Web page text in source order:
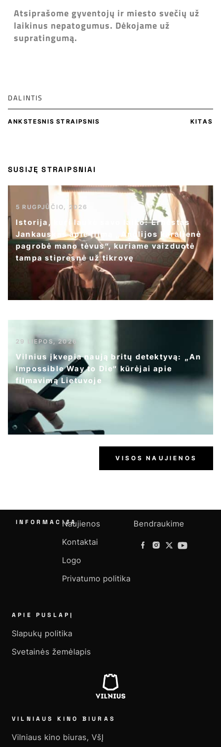
Atsiprašome gyventojų ir miesto svečių už
laikinus nepatogumus. Dėkojame už
supratingumą.
DALINTIS
ANKSTESNIS STRAIPSNIS KITAS
SUSIJĘ STRAIPSNIAI
5 RUGPJŪČIO, 2026
Istorija, kuri laukė savo laiko: Ernestas
Jankauskas apie filmą „Anglijos karalienė
pagrobė mano tėvus“, kuriame vaizduotė
tampa stipresnė už tikrovę
29 LIEPOS, 2026
Vilnius įkvepia naują britų detektyvą: „An
Impossible Way to Die“ kūrėjai apie
filmavimą Lietuvoje
VISOS NAUJIENOS
INFORMACIJANaujienos
Kontaktai
Logo
Privatumo politika
Bendraukime
APIE PUSLAPĮ
Slapukų politika
Svetainės žemėlapis
VILNIAUS KINO BIURAS
Vilniaus kino biuras, VšĮ